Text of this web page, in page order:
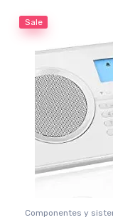
Sale
Componentes y